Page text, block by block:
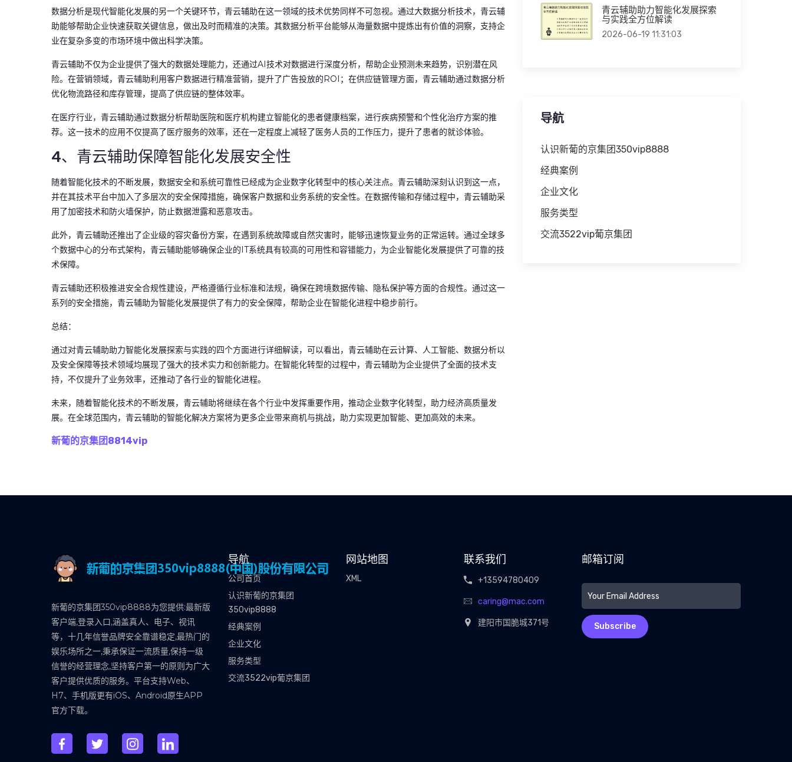
数据分析是现代智能化发展的另一个关键环节，青云辅助在这一领域的技术优势同样不可忽视。通过大数据分析技术，青云辅
助能够帮助企业快速获取关键信息，做出及时而精准的决策。其数据分析平台能够从海量数据中提炼出有价值的洞察，支持企
业在复杂多变的市场环境中做出科学决策。
青云辅助不仅为企业提供了强大的数据处理能力，还通过AI技术对数据进行深度分析，帮助企业预测未来趋势，识别潜在风
险。在营销领域，青云辅助利用客户数据进行精准营销，提升了广告投放的ROI；在供应链管理方面，青云辅助通过数据分析
优化物流路径和库存管理，提高了供应链的整体效率。
在医疗行业，青云辅助通过数据分析帮助医院和医疗机构建立智能化的患者健康档案，进行疾病预警和个性化治疗方案的推
荐。这一技术的应用不仅提高了医疗服务的效率，还在一定程度上减轻了医务人员的工作压力，提升了患者的就诊体验。
4、青云辅助保障智能化发展安全性
随着智能化技术的不断发展，数据安全和系统可靠性已经成为企业数字化转型中的核心关注点。青云辅助深刻认识到这一点，
并在其技术平台中加入了多层次的安全保障措施，确保客户数据和业务系统的安全性。在数据传输和存储过程中，青云辅助采
用了加密技术和防火墙保护，防止数据泄露和恶意攻击。
此外，青云辅助还推出了企业级的容灾备份方案，在遇到系统故障或自然灾害时，能够迅速恢复业务的正常运转。通过全球多
个数据中心的分布式架构，青云辅助能够确保企业的IT系统具有较高的可用性和容错能力，为企业智能化发展提供了可靠的技
术保障。
青云辅助还积极推进安全合规性建设，严格遵循行业标准和法规，确保在跨境数据传输、隐私保护等方面的合规性。通过这一
系列的安全措施，青云辅助为智能化发展提供了有力的安全保障，帮助企业在智能化进程中稳步前行。
总结：
通过对青云辅助助力智能化发展探索与实践的四个方面进行详细解读，可以看出，青云辅助在云计算、人工智能、数据分析以
及安全保障等技术领域均展现了强大的技术实力和创新能力。在智能化转型的过程中，青云辅助为企业提供了全面的技术支
持，不仅提升了业务效率，还推动了各行业的智能化进程。
未来，随着智能化技术的不断发展，青云辅助将继续在各个行业中发挥重要作用，推动企业数字化转型，助力经济高质量发
展。在全球范围内，青云辅助的智能化解决方案将为更多企业带来商机与挑战，助力实现更加智能、更加高效的未来。
新葡的京集团8814vip
青云辅助助力智能化发展探索
与实践全方位解读
2026-06-19 11:31:03
导航
认识新葡的京集团350vip8888
经典案例
企业文化
服务类型
交流3522vip葡京集团
新葡的京集团350vip8888为您提供:最新版
客户端,登录入口,涵盖真人、电子、视讯
等，十几年信誉品牌安全靠谱稳定,最热门的
娱乐场所之一,秉承保证一流质量,保持一级
信誉的经营理念,坚持客户第一的原则为广大
客户提供优质的服务。平台支持Web、
H7、手机版更有iOS、Android原生APP
官方下载。
导航
公司首页
认识新葡的京集团
350vip8888
经典案例
企业文化
服务类型
交流3522vip葡京集团
网站地图
XML
联系我们
+13594780409
caring@mac.com
建阳市国脆城371号
邮箱订阅
Subscribe